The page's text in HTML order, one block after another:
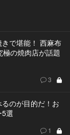
で堪能！ 西麻布
の焼肉店が話題
3
のが目的だ！お
選
1